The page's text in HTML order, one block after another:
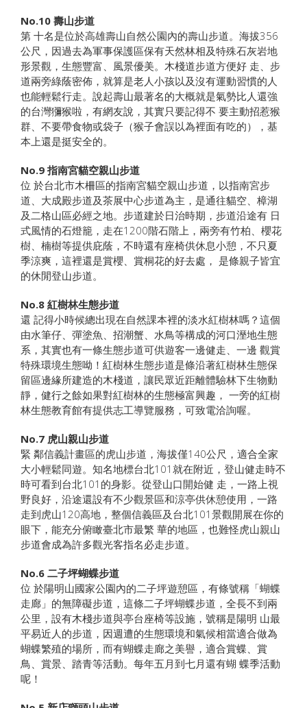
No.10 壽山步道
第 十名是位於高雄壽山自然公園內的壽山步道。海拔356
公尺，因過去為軍事保護區保有天然林相及特殊石灰岩地
形景觀，生態豐富、風景優美。木棧道步道方便好 走、步
道兩旁綠蔭密佈，就算是老人小孩以及沒有運動習慣的人
也能輕鬆行走。說起壽山最著名的大概就是氣勢比人還強
的台灣獼猴啦，有網友說，其實只要記得不 要主動招惹猴
群、不要帶食物或袋子（猴子會誤以為裡面有吃的），基
本上還是挺安全的。
No.9 指南宮貓空親山步道
位 於台北市木柵區的指南宮貓空親山步道，以指南宮步
道、大成殿步道及茶展中心步道為主，是通往貓空、樟湖
及二格山區必經之地。步道建於日治時期，步道沿途有 日
式風情的石燈籠，走在1200階石階上，兩旁有竹柏、櫻花
樹、楠樹等提供庇蔭，不時還有座椅供休息小憩，不只夏
季涼爽，這裡還是賞櫻、賞桐花的好去處， 是條親子皆宜
的休閒登山步道。
No.8 紅樹林生態步道
還 記得小時候總出現在自然課本裡的淡水紅樹林嗎？這個
由水筆仔、彈塗魚、招潮蟹、水鳥等構成的河口溼地生態
系，其實也有一條生態步道可供遊客一邊健走、一邊 觀賞
特殊環境生態呦！紅樹林生態步道是條沿著紅樹林生態保
留區邊緣所建造的木棧道，讓民眾近距離體驗林下生物動
靜，健行之餘如果對紅樹林的生態極富興趣， 一旁的紅樹
林生態教育館有提供志工導覽服務，可致電洽詢喔。
No.7 虎山親山步道
緊 鄰信義計畫區的虎山步道，海拔僅140公尺，適合全家
大小輕鬆同遊。知名地標台北101就在附近，登山健走時不
時可看到台北101的身影。從登山口開始健 走，一路上視
野良好，沿途還設有不少觀景區和涼亭供休憩使用，一路
走到虎山120高地，整個信義區及台北101景觀開展在你的
眼下，能充分俯瞰臺北市最繁 華的地區，也難怪虎山親山
步道會成為許多觀光客指名必走步道。
No.6 二子坪蝴蝶步道
位 於陽明山國家公園內的二子坪遊憩區，有條號稱「蝴蝶
走廊」的無障礙步道，這條二子坪蝴蝶步道，全長不到兩
公里，設有木棧步道與亭台座椅等設施，號稱是陽明 山最
平易近人的步道，因週遭的生態環境和氣候相當適合做為
蝴蝶繁殖的場所，而有蝴蝶走廊之美譽，適合賞蝶、賞
鳥、賞景、踏青等活動。每年五月到七月還有蝴 蝶季活動
呢！